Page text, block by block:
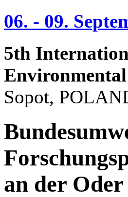
06. - 09.
5th
Sopot,
an der Oder